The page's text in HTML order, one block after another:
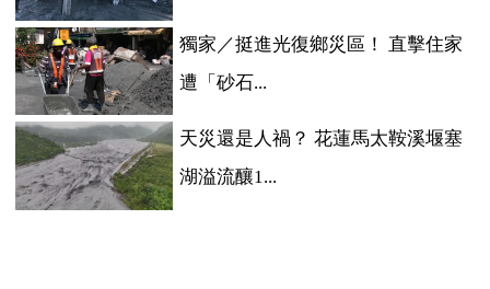
獨家／挺進光復鄉災區！ 直擊住家
遭「砂石...
天災還是人禍？ 花蓮馬太鞍溪堰塞
湖溢流釀1...